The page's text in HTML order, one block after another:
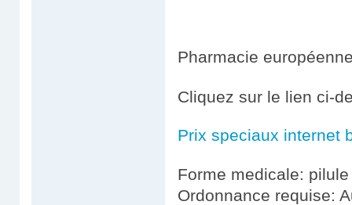
Pharmacie
Cliquez sur le lien ci-
Prix speciaux internet
Forme medicale: pilule
Ordonnance requise: